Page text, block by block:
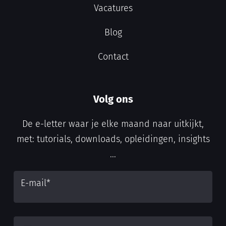
Vacatures
Blog
Contact
Volg ons
De e-letter waar je elke maand naar uitkijkt,
met: tutorials, downloads, opleidingen, insights
...
E-mail*